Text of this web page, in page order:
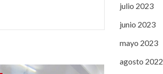
julio 2023
junio 2023
mayo 2023
agosto 2022